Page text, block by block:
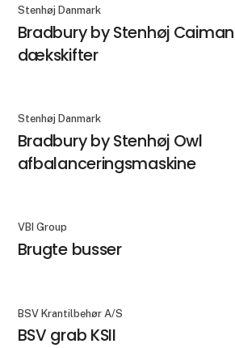
Stenhøj Danmark
Bradbury by Stenhøj Caiman
dækskifter
Stenhøj Danmark
Bradbury by Stenhøj Owl
afbalanceringsmaskine
VBI Group
Brugte busser
BSV Krantilbehør A/S
BSV grab KSII